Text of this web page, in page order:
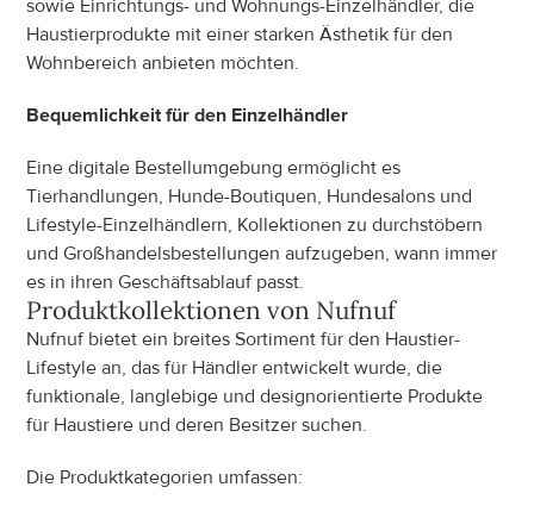
sowie Einrichtungs- und Wohnungs-Einzelhändler, die
Haustierprodukte mit einer starken Ästhetik für den
Wohnbereich anbieten möchten.
Bequemlichkeit für den Einzelhändler
Eine digitale Bestellumgebung ermöglicht es
Tierhandlungen, Hunde-Boutiquen, Hundesalons und
Lifestyle-Einzelhändlern, Kollektionen zu durchstöbern
und Großhandelsbestellungen aufzugeben, wann immer
es in ihren Geschäftsablauf passt.
Produktkollektionen von Nufnuf
Nufnuf bietet ein breites Sortiment für den Haustier-
Lifestyle an, das für Händler entwickelt wurde, die
funktionale, langlebige und designorientierte Produkte
für Haustiere und deren Besitzer suchen.
Die Produktkategorien umfassen: